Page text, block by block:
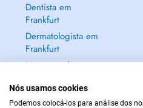
Dentista em
Frankfurt
Dermatologista em
Frankfurt
Mostrar tudo →
Nós usamos cookies
Podemos colocá-los para análise dos